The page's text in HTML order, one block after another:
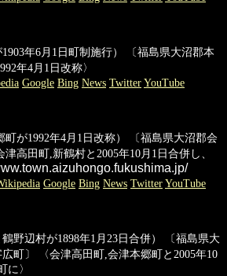
1903年6月1日町制施行） 〔福島県大沼郡本
年4月1日改称〉
Google Bing News Twitter YouTube
町が1992年4月1日改称） 〔福島県大沼郡会
高田町,新鶴村と2005年10月1日合併し、
Google Bing News Twitter YouTube
鶴野辺村が1898年1月23日合併） 〔福島県大
町〕 〈会津高田町,会津本郷町と2005年10
に〉